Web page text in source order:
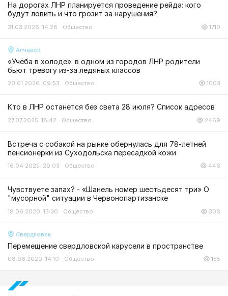
На дорогах ЛНР планируется проведение рейда: кого
будут ловить и что грозит за нарушения?
31.03.2026 14:28 Общество 1710
Алчевск
«Учёба в холоде»: в одном из городов ЛНР родители
бьют тревогу из-за ледяных классов
20.01.2026 09:53 Общество 1003
Кто в ЛНР останется без света 28 июля? Список адресов
27.07.2025 18:42 Общество 2469
Встреча с собакой на рынке обернулась для 78-летней
пенсионерки из Суходольска пересадкой кожи
16.04.2025 20:03 Общество 446
Чувствуете запах? - «Шанель номер шестьдесят три» О
"мусорной" ситуации в Червонопартизанске
18.06.2020 13:30 Общество 306
Свердловск
Перемещение свердловской карусели в пространстве
08.06.2020 14:10 Общество 155